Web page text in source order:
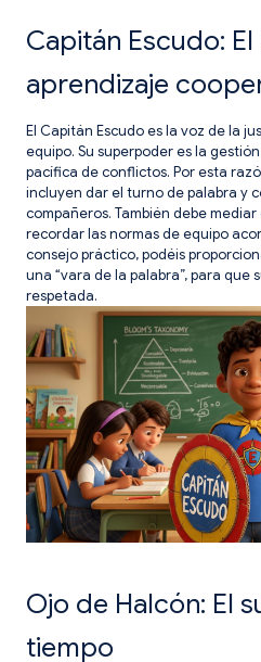
Capitán Escudo:
aprendizaje
El Capitán Escudo es la voz de la
equipo. Su superpoder es la
pacífica de conflictos. Por esta
incluyen dar el turno de palabra y
compañeros. También debe
recordar las normas de equipo
consejo práctico, podéis
una “vara de la palabra”, para que
respetada.
Ojo de Halcón: El
tiempo